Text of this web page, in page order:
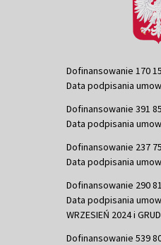
Dofinansowanie 170
Data podpisania
Dofinansowanie 391
Data podpisania
Dofinansowanie 237
Data podpisania
Dofinansowanie 290
Data podpisania
WRZESIEŃ 2024 i
Dofinansowanie 539